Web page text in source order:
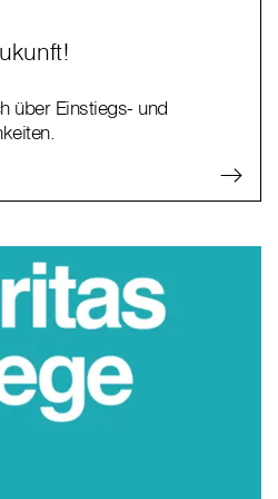
über Einstiegs- und